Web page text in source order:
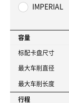
IMPERIAL
容量
标配卡盘尺寸
最大车削直径
最大车削长度
行程